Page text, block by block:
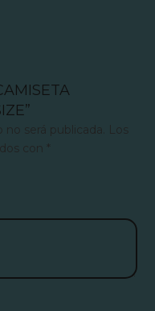
será publicada. Los
con *